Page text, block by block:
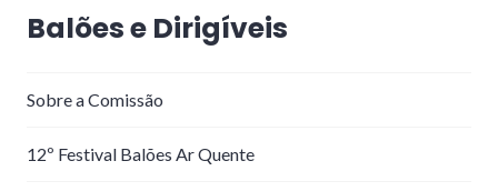
Balões e Dirigíveis
Sobre a Comissão
12º Festival Balões Ar Quente